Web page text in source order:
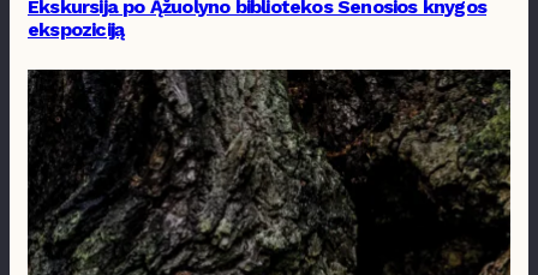
Ekskursija po Ąžuolyno bibliotekos Senosios knygos
ekspoziciją